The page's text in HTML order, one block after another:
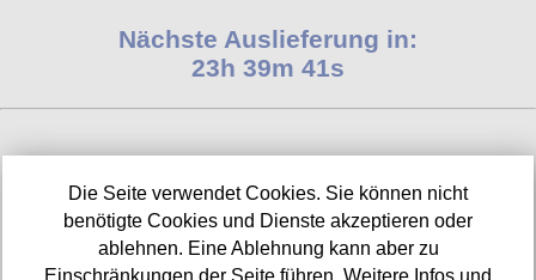
Nächste Auslieferung in:
23h 39m 40s
Widerrufsbelehrung
Die Seite verwendet Cookies. Sie können nicht
benötigte Cookies und Dienste akzeptieren oder
ablehnen. Eine Ablehnung kann aber zu